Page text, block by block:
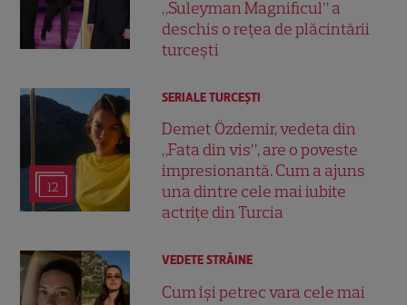
„Suleyman Magnificul” a
deschis o rețea de plăcintării
turcești
12
SERIALE TURCEŞTI
Demet Özdemir, vedeta din
„Fata din vis”, are o poveste
impresionantă. Cum a ajuns
una dintre cele mai iubite
actrițe din Turcia
VEDETE STRĂINE
Cum își petrec vara cele mai